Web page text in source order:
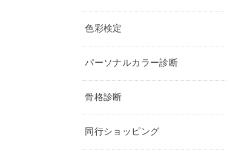
色彩検定
パーソナルカラー診断
骨格診断
同行ショッピング